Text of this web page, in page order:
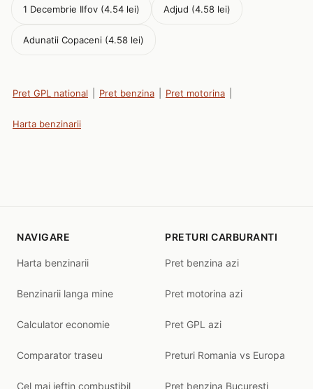
1 Decembrie Ilfov (4.54 lei) Adjud (4.58 lei)
Adunatii Copaceni (4.58 lei)
Pret GPL national Pret benzina Pret motorina
Harta benzinarii
NAVIGARE
Harta benzinarii
Benzinarii langa mine
Calculator economie
Comparator traseu
Cel mai ieftin combustibil
PRETURI CARBURANTI
Pret benzina azi
Pret motorina azi
Pret GPL azi
Preturi Romania vs Europa
Pret benzina Bucuresti